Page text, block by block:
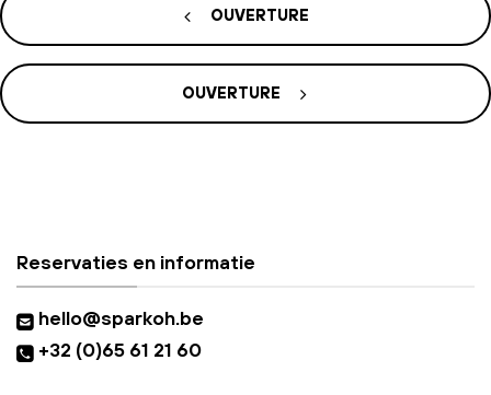
OUVERTURE
OUVERTURE
Reservaties en informatie
hello@sparkoh.be
+32 (0)65 61 21 60